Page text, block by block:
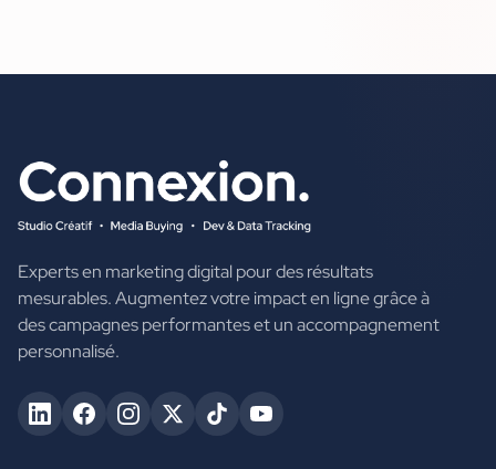
Experts en marketing digital pour des résultats
mesurables. Augmentez votre impact en ligne grâce à
des campagnes performantes et un accompagnement
personnalisé.